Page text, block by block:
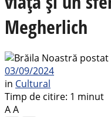
Megherlich
postat
03/09/2024
in Cultural
Timp de citire: 1 minut
AA